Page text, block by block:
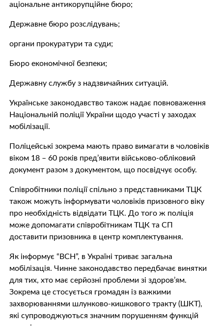
аціональне антикорупційне бюро;
Державне бюро розслідувань;
органи прокуратури та суди;
Бюро економічної безпеки;
Державну службу з надзвичайних ситуацій.
Українське законодавство також надає повноваження
Національній поліції України щодо участі у заходах
мобілізації.
Поліцейські зокрема мають право вимагати в чоловіків
віком 18 – 60 років пред’явити військово-обліковий
документ разом з документом, що посвідчує особу.
Співробітники поліції спільно з представниками ТЦК
також можуть інформувати чоловіків призовного віку
про необхідність відвідати ТЦК. До того ж поліція
може допомагати співробітникам ТЦК та СП
доставити призовника в центр комплектування.
Як інформує “ВСН”, в Україні триває загальна
мобілізація. Чинне законодавство передбачає винятки
для тих, хто має серйозні проблеми зі здоров’ям.
Зокрема це стосується громадян із важкими
захворюваннями шлунково-кишкового тракту (ШКТ),
які супроводжуються значним порушенням функцій